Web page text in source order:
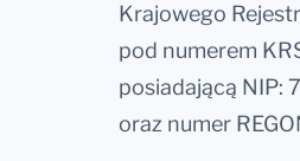
Krajowego
pod numerem
posiadającą NIP:
oraz numer